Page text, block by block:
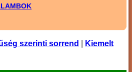
szerinti sorrend
Kiemelt